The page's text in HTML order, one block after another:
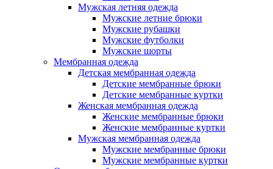
Мужская летняя одежда
Мужские летние брюки
Мужские рубашки
Мужские футболки
Мужские шорты
Мембранная одежда
Детская мембранная одежда
Детские мембранные брюки
Детские мембранные куртки
Женская мембранная одежда
Женские мембранные брюки
Женские мембранные куртки
Мужская мембранная одежда
Мужские мембранные брюки
Мужские мембранные куртки